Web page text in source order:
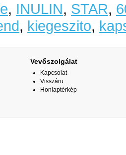
, INULIN, STAR,
, kiegeszito,
Vevőszolgálat
Kapcsolat
Visszáru
Honlaptérkép